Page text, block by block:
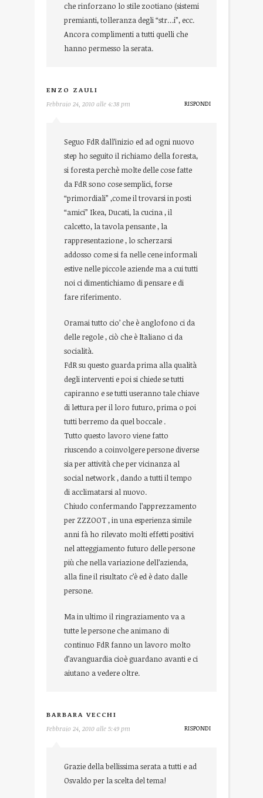
che rinforzano lo stile zootiano (sistemi
premianti, tolleranza degli “str…i”, ecc.
Ancora complimenti a tutti quelli che
hanno permesso la serata.
ENZO ZAULI
Febbraio 24, 2010 alle 4:38 pm
Seguo FdR dall’inizio ed ad ogni nuovo
step ho seguito il richiamo della foresta,
si foresta perchè molte delle cose fatte
da FdR sono cose semplici, forse
“primordiali” ,come il trovarsi in posti
“amici” Ikea, Ducati, la cucina , il
calcetto, la tavola pensante , la
rappresentazione , lo scherzarsi
addosso come si fa nelle cene informali
estive nelle piccole aziende ma a cui tutti
noi ci dimentichiamo di pensare e di
fare riferimento.
Oramai tutto cio’ che è anglofono ci da
delle regole , ciò che è Italiano ci da
socialità.
FdR su questo guarda prima alla qualità
degli interventi e poi si chiede se tutti
capiranno e se tutti useranno tale chiave
di lettura per il loro futuro, prima o poi
tutti berremo da quel boccale .
Tutto questo lavoro viene fatto
riuscendo a coinvolgere persone diverse
sia per attività che per vicinanza al
social network , dando a tutti il tempo
di acclimatarsi al nuovo.
Chiudo confermando l’apprezzamento
per ZZZOOT , in una esperienza simile
anni fà ho rilevato molti effetti positivi
nel atteggiamento futuro delle persone
più che nella variazione dell’azienda,
alla fine il risultato c’è ed è dato dalle
persone.
Ma in ultimo il ringraziamento va a
tutte le persone che animano di
continuo FdR fanno un lavoro molto
d’avanguardia cioè guardano avanti e ci
aiutano a vedere oltre.
RISPONDI
BARBARA VECCHI
Febbraio 24, 2010 alle 5:49 pm
Grazie della bellissima serata a tutti e ad
Osvaldo per la scelta del tema!
RISPONDI